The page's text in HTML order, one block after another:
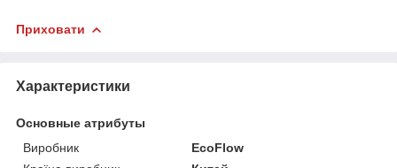
Приховати
Характеристики
Основные атрибуты
Виробник
EcoFlow